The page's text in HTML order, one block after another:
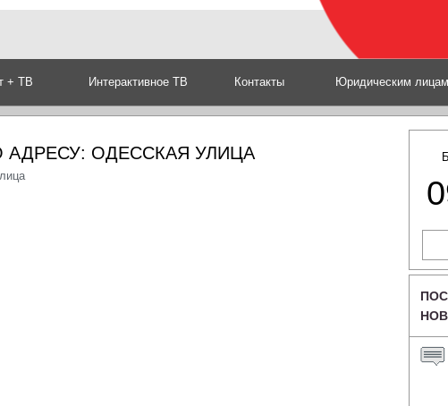
+ ТВ Интерактивное ТВ Контакты Юридическим лицам
АДРЕСУ: ОДЕССКАЯ УЛИЦА